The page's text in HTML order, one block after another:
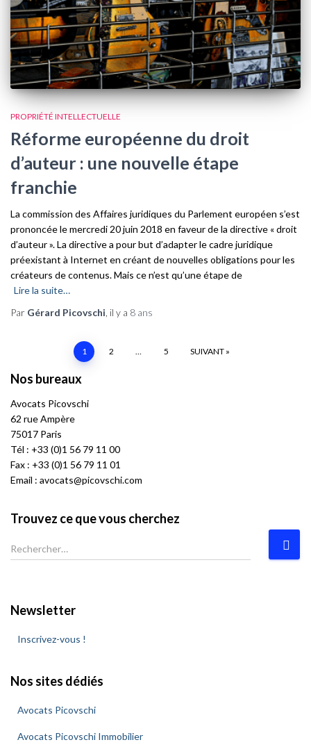
PROPRIÉTÉ INTELLECTUELLE
Réforme européenne du droit
d’auteur : une nouvelle étape
franchie
La commission des Affaires juridiques du Parlement européen s’est
prononcée le mercredi 20 juin 2018 en faveur de la directive « droit
d’auteur ». La directive a pour but d’adapter le cadre juridique
préexistant à Internet en créant de nouvelles obligations pour les
créateurs de contenus. Mais ce n’est qu’une étape de
Lire la suite…
Par Gérard Picovschi , il y a 8 ans
Navigation
des
articles
1 2 … 5 SUIVANT
Nos bureaux
Avocats Picovschi
62 rue Ampère
75017 Paris
Tél : +33 (0)1 56 79 11 00
Fax : +33 (0)1 56 79 11 01
Email : avocats@picovschi.com
Trouvez ce que vous cherchez
R
e
e
r
Newsletter
Inscrivez-vous !
Nos sites dédiés
Avocats Picovschi
Avocats Picovschi Immobilier